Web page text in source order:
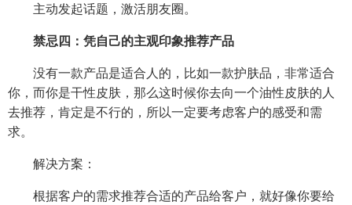
主动发起话题，激活朋友圈。
禁忌四：凭自己的主观印象推荐产品
没有一款产品是适合人的，比如一款护肤品，非常适合
你，而你是干性皮肤，那么这时候你去向一个油性皮肤的人
去推荐，肯定是不行的，所以一定要考虑客户的感受和需
求。
解决方案：
根据客户的需求推荐合适的产品给客户，就好像你要给